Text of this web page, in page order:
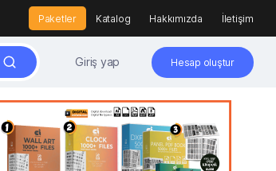
Paketler Katalog Hakkımızda İletişim
Giriş yap Hesap oluştur